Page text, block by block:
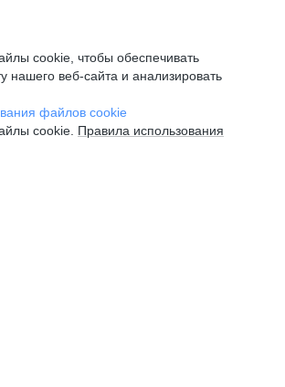
cookie, чтобы обеспечивать
нашего веб-сайта и анализировать
файлов cookie
cookie. Правила использования